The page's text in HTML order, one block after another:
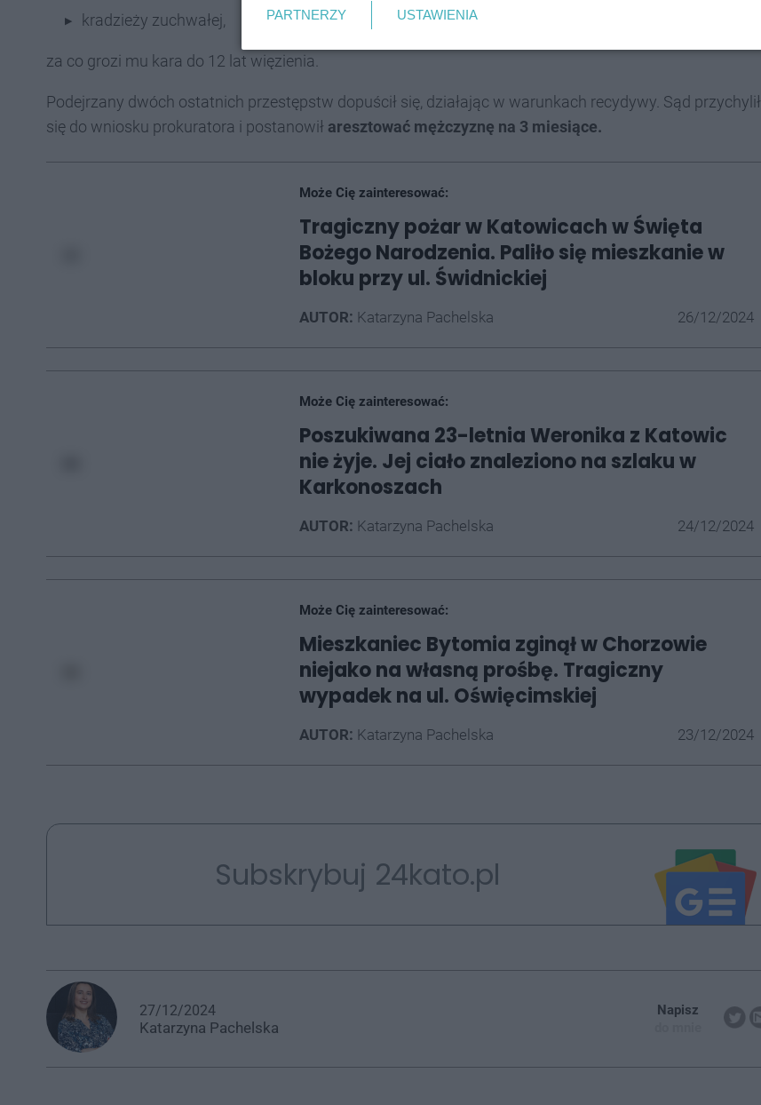
kradzieży zuchwałej,
za co grozi mu kara do 12 lat więzienia.
Podejrzany dwóch ostatnich przestępstw dopuścił się, działając w warunkach recydywy. Sąd przychylił
się do wniosku prokuratora i postanowił aresztować mężczyznę na 3 miesiące.
Może Cię zainteresować:
Tragiczny pożar w Katowicach w Święta
Bożego Narodzenia. Paliło się mieszkanie w
bloku przy ul. Świdnickiej
AUTOR: Katarzyna Pachelska 26/12/2024
Może Cię zainteresować:
Poszukiwana 23-letnia Weronika z Katowic
nie żyje. Jej ciało znaleziono na szlaku w
Karkonoszach
AUTOR: Katarzyna Pachelska 24/12/2024
Może Cię zainteresować:
Mieszkaniec Bytomia zginął w Chorzowie
niejako na własną prośbę. Tragiczny
wypadek na ul. Oświęcimskiej
AUTOR: Katarzyna Pachelska 23/12/2024
Subskrybuj 24kato.pl
27/12/2024
Katarzyna Pachelska
Napisz
PARTNERZY USTAWIENIA